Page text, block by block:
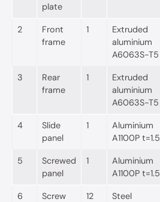
plate
2
Front
frame
1
Extruded
aluminium
A6063S-T5
3
Rear
frame
1
Extruded
aluminium
A6063S-T5
4
Slide
panel
1
Aluminium
A1100P t=1.5
5
Screwed
panel
1
Aluminium
A1100P t=1.5
6 Screw 12 Steel